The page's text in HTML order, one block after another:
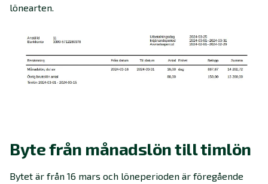
lönearten.
Byte från månadslön till timlön
Bytet är från 16 mars och löneperioden är föregående